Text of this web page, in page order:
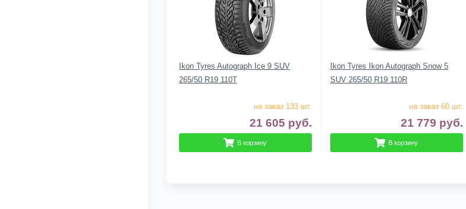
Ikon Tyres Autograph Ice 9 SUV
265/50 R19 110T
на заказ 133 шт.
21 605 руб.
В корзину
Ikon Tyres Ikon Autograph Snow 5
SUV 265/50 R19 110R
на заказ 60 шт.
21 779 руб.
В корзину